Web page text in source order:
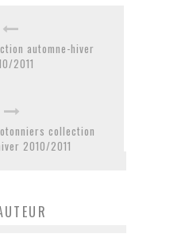
automne-hiver
2011
collection
2010/2011